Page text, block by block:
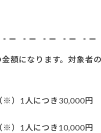
額になります。対象者
1人につき30,000円
）1人につき10,000円